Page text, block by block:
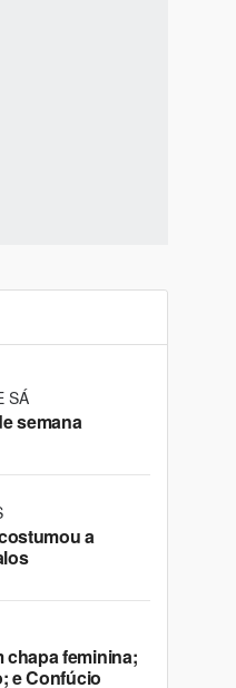
SÁ
semana
a
chapa feminina;
e Confúcio